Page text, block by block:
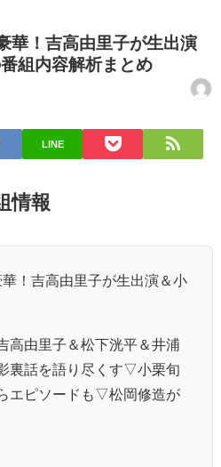
華！吉高由里子が生出演
組内容解析まとめ
LINE
情報
！吉高由里子が生出演＆小
高由里子＆松下洸平＆井浦
裏話を語り尽くす▽小栗旬
エピソードも▽松岡修造が